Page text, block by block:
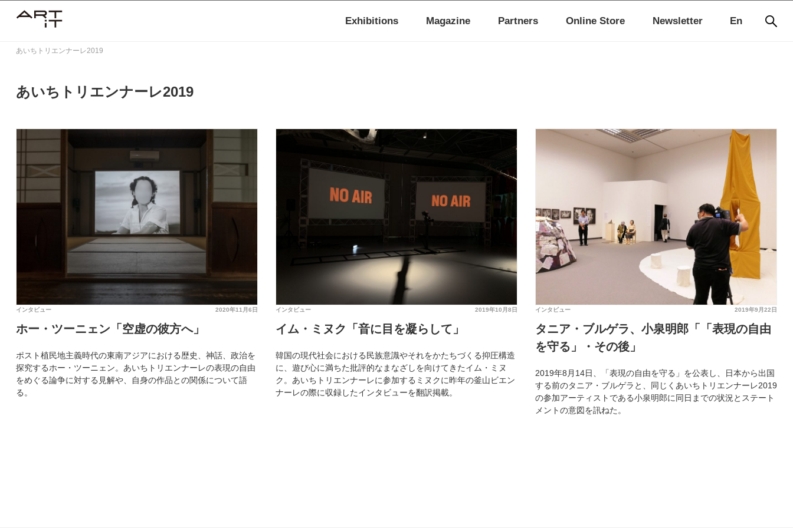
En
Exhibitions Magazine Partners Online Store Newsletter
あいちトリエンナーレ2019
あいちトリエンナーレ2019
2020年11月6日
インタビュー
ホー・ツーニェン「空虚の彼方へ」
ポスト植民地主義時代の東南アジアにおける歴史、神話、政治を
探究するホー・ツーニェン。あいちトリエンナーレの表現の自由
をめぐる論争に対する見解や、自身の作品との関係について語
る。
2019年10月8日
インタビュー
イム・ミヌク「音に目を凝らして」
韓国の現代社会における民族意識やそれをかたちづくる抑圧構造
に、遊び心に満ちた批評的なまなざしを向けてきたイム・ミヌ
ク。あいちトリエンナーレに参加するミヌクに昨年の釜山ビエン
ナーレの際に収録したインタビューを翻訳掲載。
2019年9月22日
インタビュー
タニア・ブルゲラ、小泉明郎「「表現の自由
を守る」・その後」
2019年8月14日、「表現の自由を守る」を公表し、日本から出国
する前のタニア・ブルゲラと、同じくあいちトリエンナーレ2019
の参加アーティストである小泉明郎に同日までの状況とステート
メントの意図を訊ねた。